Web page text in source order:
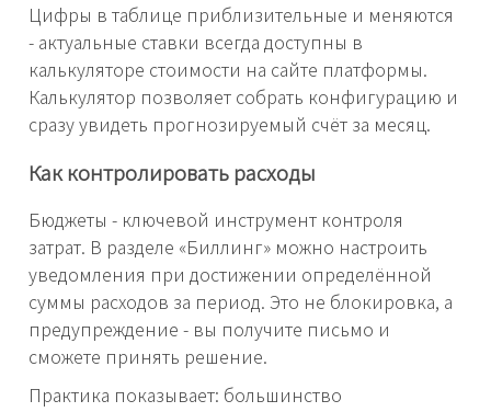
Цифры в таблице приблизительные и меняются
- актуальные ставки всегда доступны в
калькуляторе стоимости на сайте платформы.
Калькулятор позволяет собрать конфигурацию и
сразу увидеть прогнозируемый счёт за месяц.
Как контролировать расходы
Бюджеты - ключевой инструмент контроля
затрат. В разделе «Биллинг» можно настроить
уведомления при достижении определённой
суммы расходов за период. Это не блокировка, а
предупреждение - вы получите письмо и
сможете принять решение.
Практика показывает: большинство